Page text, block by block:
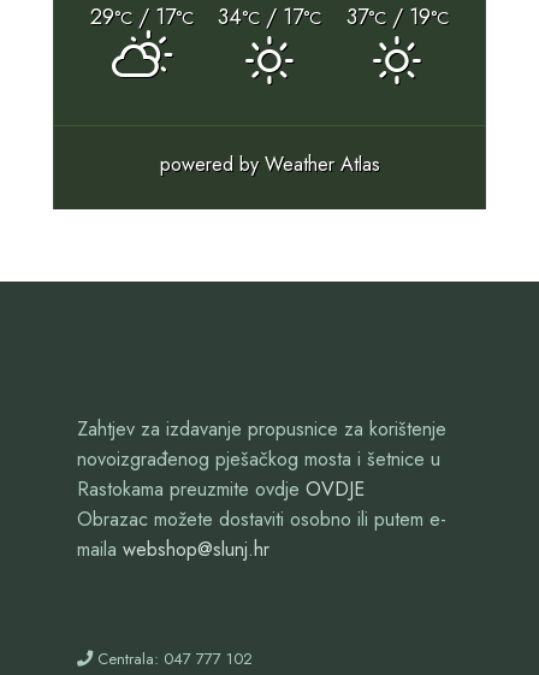
29°C / 17°C 34°C / 17°C 37°C/ 19°C
powered byWeather Atlas
Zahtjev za izdavanje propusnice za korištenje
novoizgrađenog pješačkog mosta i šetnice u
Rastokama preuzmite ovdje OVDJE
Obrazac možete dostaviti osobno ili putem e-
maila webshop@slunj.hr
Centrala: 047 777 102